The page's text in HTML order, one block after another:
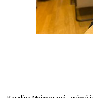
Young adult (SK)